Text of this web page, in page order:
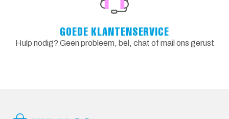
GOEDE KLANTENSERVICE
Hulp nodig? Geen probleem, bel, chat of mail ons gerust